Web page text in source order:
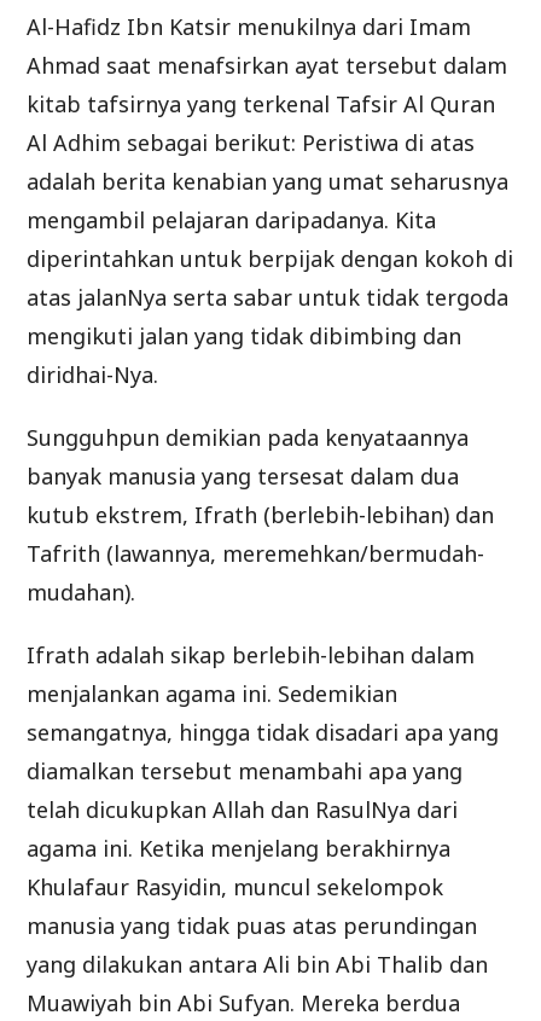
Al-Hafidz Ibn Katsir menukilnya dari Imam
Ahmad saat menafsirkan ayat tersebut dalam
kitab tafsirnya yang terkenal Tafsir Al Quran
Al Adhim sebagai berikut: Peristiwa di atas
adalah berita kenabian yang umat seharusnya
mengambil pelajaran daripadanya. Kita
diperintahkan untuk berpijak dengan kokoh di
atas jalanNya serta sabar untuk tidak tergoda
mengikuti jalan yang tidak dibimbing dan
diridhai-Nya.
Sungguhpun demikian pada kenyataannya
banyak manusia yang tersesat dalam dua
kutub ekstrem, Ifrath (berlebih-lebihan) dan
Tafrith (lawannya, meremehkan/bermudah-
mudahan).
Ifrath adalah sikap berlebih-lebihan dalam
menjalankan agama ini. Sedemikian
semangatnya, hingga tidak disadari apa yang
diamalkan tersebut menambahi apa yang
telah dicukupkan Allah dan RasulNya dari
agama ini. Ketika menjelang berakhirnya
Khulafaur Rasyidin, muncul sekelompok
manusia yang tidak puas atas perundingan
yang dilakukan antara Ali bin Abi Thalib dan
Muawiyah bin Abi Sufyan. Mereka berdua